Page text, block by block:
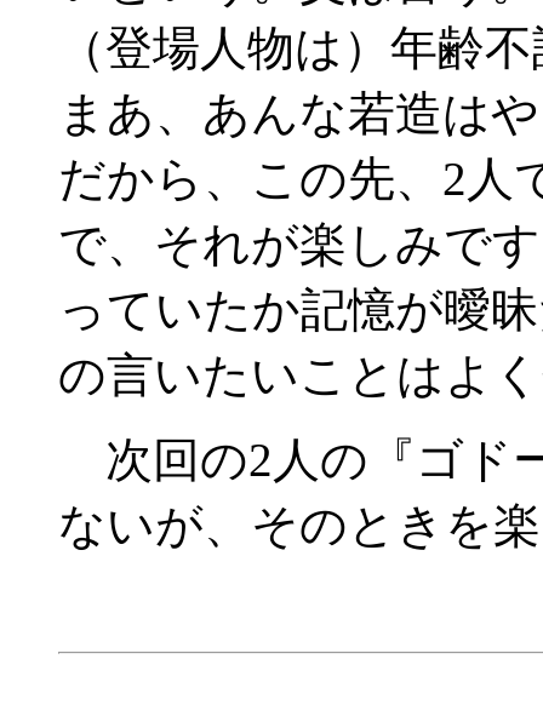
（登場人物は）年齢
まあ、あんな若造は
だから、この先、2人
で、それが楽しみで
っていたか記憶が曖
の言いたいことはよ
次回の2人の『ゴド
ないが、そのときを